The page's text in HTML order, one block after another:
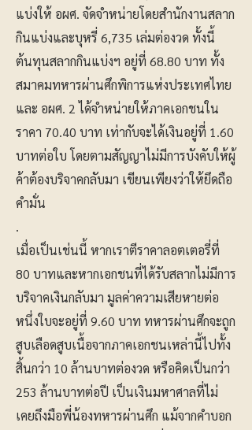
แบ่งให้ อผศ. จัดจำหน่ายโดยสำนักงานสลาก
กินแบ่งและบุหรี่ 6,735 เล่มต่องวด ทั้งนี้
ต้นทุนสลากกินแบ่งฯ อยู่ที่ 68.80 บาท ทั้ง
สมาคมทหารผ่านศึกพิการแห่งประเทศไทย
และ อผศ. 2 ได้จำหน่ายให้ภาคเอกชนใน
ราคา 70.40 บาท เท่ากับจะได้เงินอยู่ที่ 1.60
บาทต่อใบ โดยตามสัญญาไม่มีการบังคับให้ผู้
ค้าต้องบริจาคกลับมา เขียนเพียงว่าให้ยึดถือ
คำมั่น
.
เมื่อเป็นเช่นนี้ หากเราตีราคาลอตเตอรี่ที่
80 บาทและหากเอกชนที่ได้รับสลากไม่มีการ
บริจาคเงินกลับมา มูลค่าความเสียหายต่อ
หนึ่งใบจะอยู่ที่ 9.60 บาท ทหารผ่านศึกจะถูก
สูบเลือดสูบเนื้อจากภาคเอกชนเหล่านี้ไปทั้ง
สิ้นกว่า 10 ล้านบาทต่องวด หรือคิดเป็นกว่า
253 ล้านบาทต่อปี เป็นเงินมหาศาลที่ไม่
เคยถึงมือพี่น้องทหารผ่านศึก แม้จากคำบอก